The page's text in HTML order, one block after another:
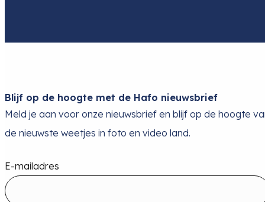
Blijf op de hoogte met de Hafo nieuwsbrief
Meld je aan voor onze nieuwsbrief en blijf op de hoogte
de nieuwste weetjes in foto en video land.
E-mailadres